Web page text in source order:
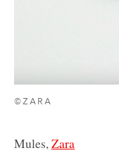
©ZARA
Mules,Zara